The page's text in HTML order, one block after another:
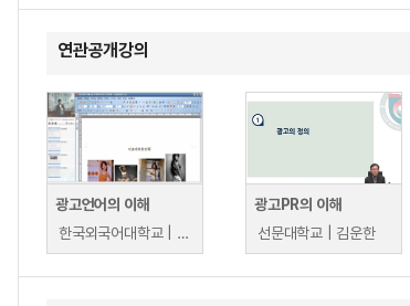
연관공개강의
광고언어의 이해
한국외국어대학교 | 이재원
광고PR의 이해
선문대학교 | 김운한